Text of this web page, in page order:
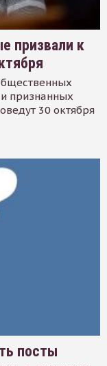
призвали к
признанных
30 октября
посты